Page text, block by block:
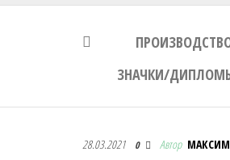
ЗНАЧКИ/
Первая Украинская
28.03.2021 0 Автор